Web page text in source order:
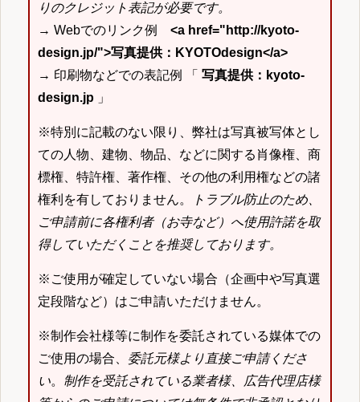
りのクレジット表記が必要です。
→ Webでのリンク例 <a href="http://kyoto-
design.jp/">写真提供：KYOTOdesign</a>
→ 印刷物などでの表記例 「 写真提供：kyoto-
design.jp 」
※特別に記載のない限り、弊社は写真被写体とし
ての人物、建物、物品、などに関する肖像権、商
標権、特許権、著作権、その他の利用権などの諸
権利を有しておりません。
トラブル防止のため、
ご申請前に各権利者（お寺など）へ使用許諾を取
得していただくことを推奨しております。
※ご使用が確定していない場合（企画中や写真選
定段階など）はご申請いただけません。
※制作会社様等に制作を委託されている媒体での
ご使用の場合、 委託元様より直接ご申請くださ
い。 制作を受託されている業者様、広告代理店様